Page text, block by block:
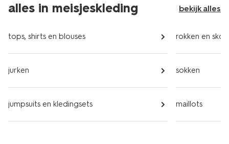
alles in meisjeskleding bekijk alles
tops, shirts en blouses
jurken
jumpsuits en kledingsets
rokken en
sokken
maillots